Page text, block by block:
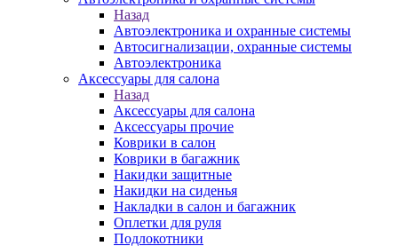
Назад
Автоэлектроника и охранные системы
Автосигнализации, охранные системы
Автоэлектроника
Аксессуары для салона
Назад
Аксессуары для салона
Аксессуары прочие
Коврики в салон
Коврики в багажник
Накидки защитные
Накидки на сиденья
Накладки в салон и багажник
Оплетки для руля
Подлокотники